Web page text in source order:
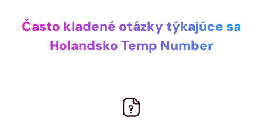
Často kladené otázky týkajúce sa
Holandsko Temp Number